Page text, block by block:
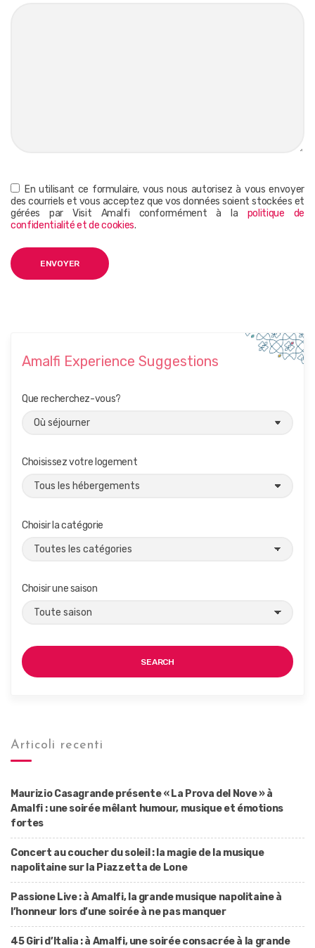
En utilisant ce formulaire, vous nous autorisez à vous envoyer
des courriels et vous acceptez que vos données soient stockées et
gérées par Visit Amalfi conformément à la politique de
confidentialité et de cookies.
Amalfi Experience Suggestions
Que recherchez-vous?
Choisissez votre logement
Choisir la catégorie
Choisir une saison
SEARCH
Articoli recenti
Maurizio Casagrande présente « La Prova del Nove » à
Amalfi : une soirée mêlant humour, musique et émotions
fortes
Concert au coucher du soleil : la magie de la musique
napolitaine sur la Piazzetta de Lone
Passione Live : à Amalfi, la grande musique napolitaine à
l’honneur lors d’une soirée à ne pas manquer
45 Giri d’Italia : à Amalfi, une soirée consacrée à la grande